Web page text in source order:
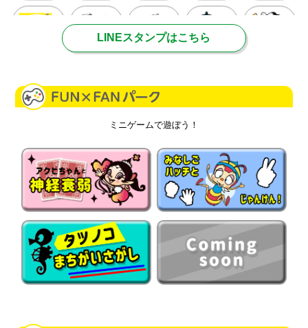
詳細をチェック 詳細をチェック
LINEスタンプはこちら
ミニゲームで遊ぼう！